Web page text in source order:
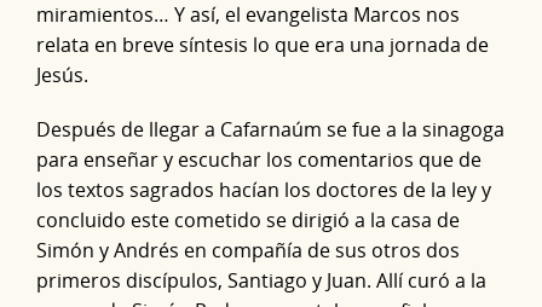
miramientos… Y así, el evangelista Marcos nos
relata en breve síntesis lo que era una jornada de
Jesús.
Después de llegar a Cafarnaúm se fue a la sinagoga
para enseñar y escuchar los comentarios que de
los textos sagrados hacían los doctores de la ley y
concluido este cometido se dirigió a la casa de
Simón y Andrés en compañía de sus otros dos
primeros discípulos, Santiago y Juan. Allí curó a la